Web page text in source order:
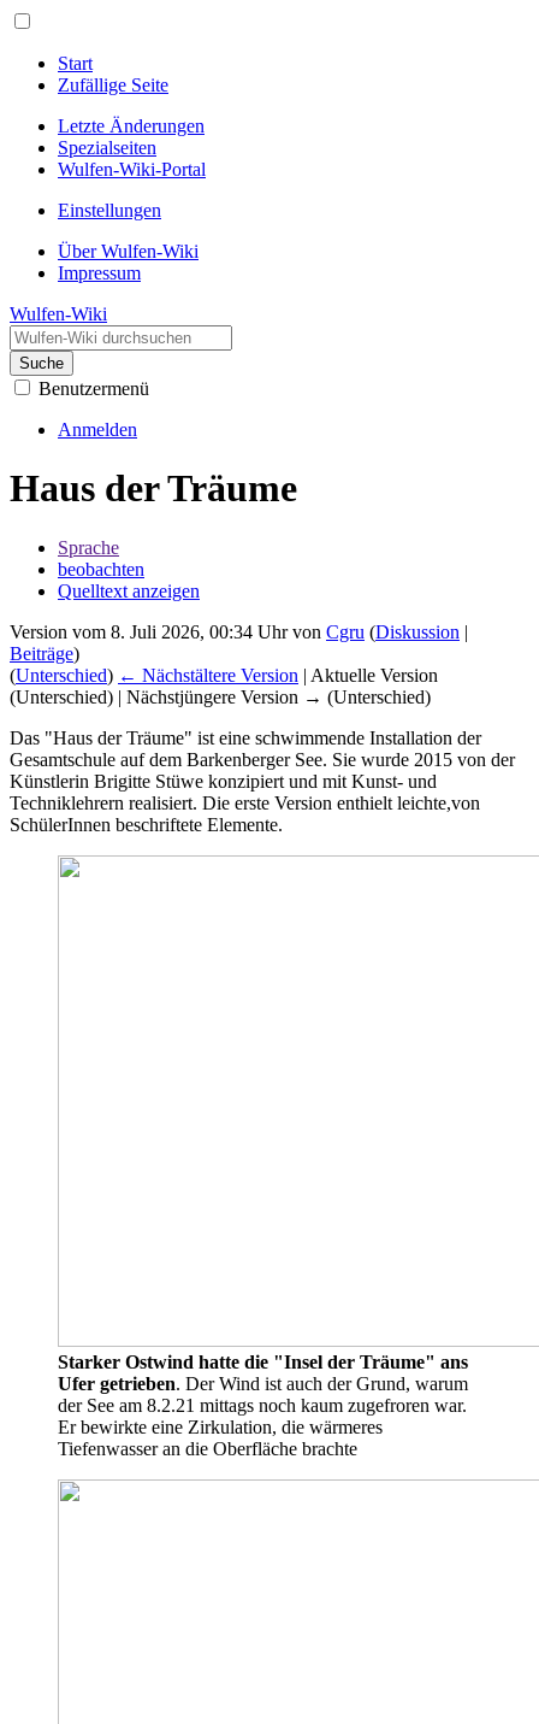
Start
Zufällige Seite
Letzte Änderungen
Spezialseiten
Wulfen-Wiki-Portal
Einstellungen
Über Wulfen-Wiki
Impressum
Wulfen-Wiki
Suche
Benutzermenü
Anmelden
Haus der Träume
Sprache
beobachten
Quelltext anzeigen
Version vom 8. Juli 2026, 00:34 Uhr von Cgru (Diskussion |
Beiträge)
(Unterschied) ← Nächstältere Version | Aktuelle Version
(Unterschied) | Nächstjüngere Version → (Unterschied)
Das "Haus der Träume" ist eine schwimmende Installation der
Gesamtschule auf dem Barkenberger See. Sie wurde 2015 von der
Künstlerin Brigitte Stüwe konzipiert und mit Kunst- und
Techniklehrern realisiert. Die erste Version enthielt leichte,von
SchülerInnen beschriftete Elemente.
Starker Ostwind hatte die "Insel der Träume" ans
Ufer getrieben. Der Wind ist auch der Grund, warum
der See am 8.2.21 mittags noch kaum zugefroren war.
Er bewirkte eine Zirkulation, die wärmeres
Tiefenwasser an die Oberfläche brachte